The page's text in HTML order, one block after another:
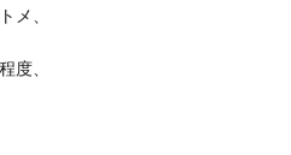
メ、
度、